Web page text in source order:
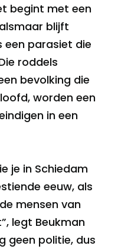
begint met een
blijft
een parasiet die
roddels
bevolking die
worden een
in een
je in Schiedam
eeuw, als
mensen van
legt Beukman
geen politie, dus